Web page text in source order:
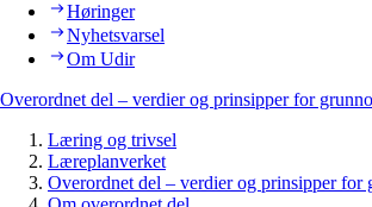
Høringer
Nyhetsvarsel
Om Udir
Overordnet del – verdier og prinsipper for
Læring og trivsel
Læreplanverket
Overordnet del – verdier og prinsipper for